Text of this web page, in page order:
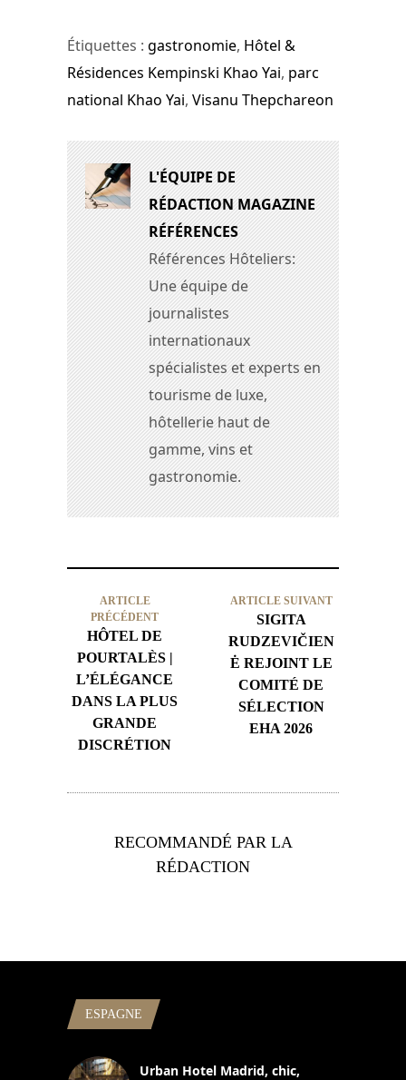
Étiquettes : gastronomie, Hôtel &
Résidences Kempinski Khao Yai, parc
national Khao Yai, Visanu Thepchareon
L'ÉQUIPE DE
RÉDACTION MAGAZINE
RÉFÉRENCES
Références Hôteliers:
Une équipe de
journalistes
internationaux
spécialistes et experts en
tourisme de luxe,
hôtellerie haut de
gamme, vins et
gastronomie.
ARTICLE
PRÉCÉDENT
HÔTEL DE
POURTALÈS |
L’ÉLÉGANCE
DANS LA PLUS
GRANDE
DISCRÉTION
ARTICLE SUIVANT
SIGITA
RUDZEVIČIEN
Ė REJOINT LE
COMITÉ DE
SÉLECTION
EHA 2026
RECOMMANDÉ PAR LA
RÉDACTION
ESPAGNE
Urban Hotel Madrid, chic,